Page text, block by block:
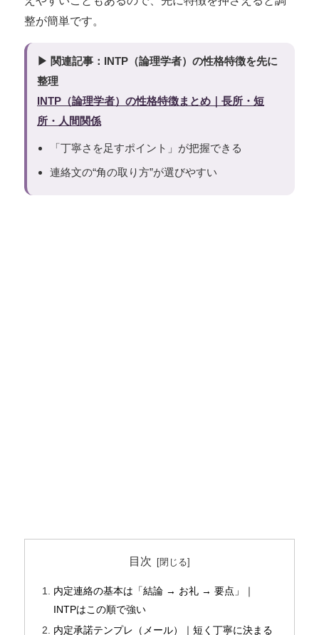
整が簡単です。
▶ 関連記事：INTP（論理学者）の性格特徴を先に
整理
INTP（論理学者）の性格特徴まとめ｜長所・短
所・人間関係
「丁寧さを足すポイント」が把握できる
連絡文の“角の取り方”が選びやすい
目次
内定連絡の基本は「結論 → お礼 → 要点」｜
INTPはこの順で強い
内定承諾テンプレ（メール）｜短く丁寧に決まる